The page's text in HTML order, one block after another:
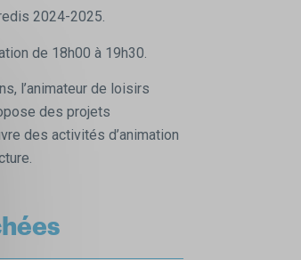
2024-2025.
de 18h00 à 19h30.
l’animateur de loisirs
des projets
des activités d’animation